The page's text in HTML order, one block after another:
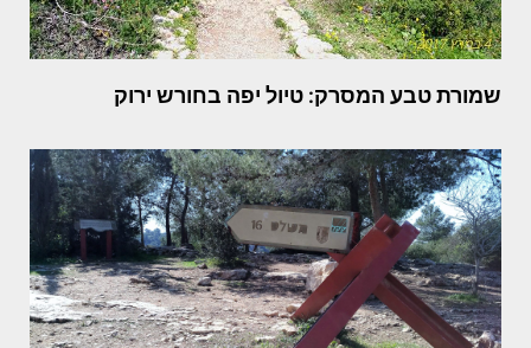
שמורת טבע המסרק: טיול יפה בחורש ירוק